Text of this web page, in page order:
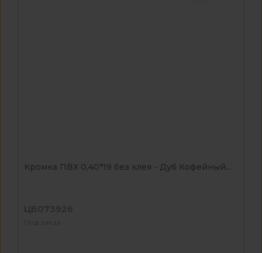
Кромка ПВХ 0,40*19 без клея - Дуб Кофейный...
ЦБ073926
Под заказ